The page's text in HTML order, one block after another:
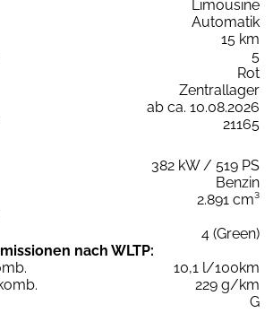
Limousine
Automatik
15 km
5
Rot
Zentrallager
ab ca. 10.08.2026
21165
382 kW / 519 PS
Benzin
2.891 cm³
4 (Green)
nach WLTP:
10,1 l/100km
229 g/km
G